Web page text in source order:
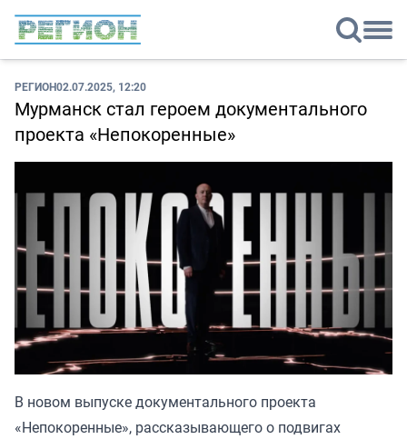
РЕГИОН02.07.2025, 12:20
Мурманск стал героем документального
проекта «Непокоренные»
В новом выпуске документального проекта
«Непокоренные», рассказывающего о подвигах